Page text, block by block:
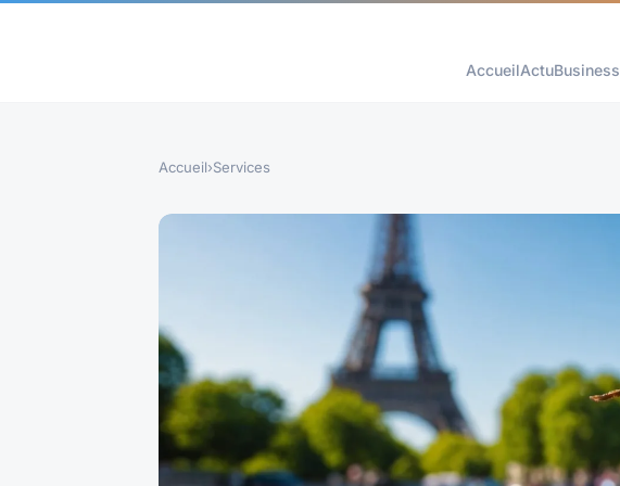
AccueilActuBusiness
Accueil›Services